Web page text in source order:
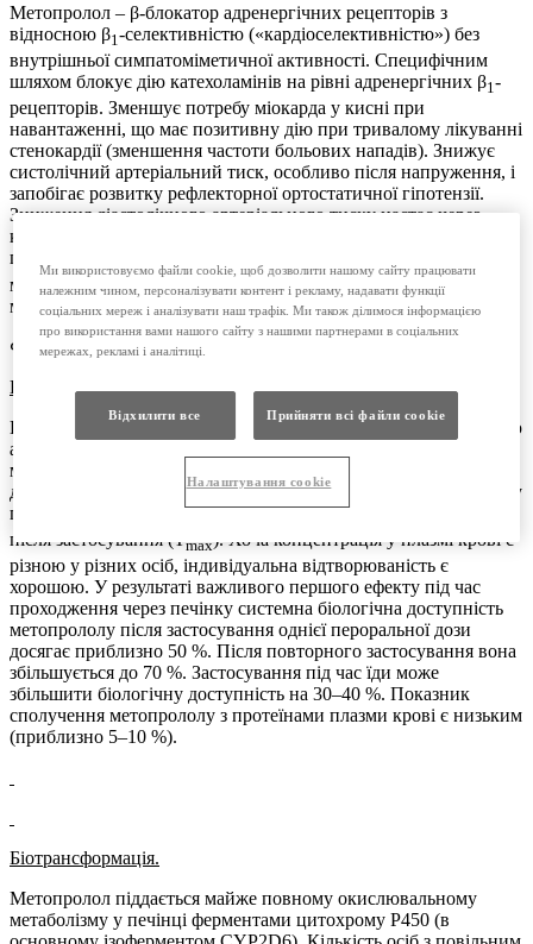
Метопролол – β-блокатор адренергічних рецепторів з
відносною β1-селективністю («кардіоселективністю») без
внутрішньої симпатоміметичної активності. Специфічним
шляхом блокує дію катехоламінів на рівні адренергічних β1-
рецепторів. Зменшує потребу міокарда у кисні при
навантаженні, що має позитивну дію при тривалому лікуванні
стенокардії (зменшення частоти больових нападів). Знижує
систолічний артеріальний тиск, особливо після напруження, і
запобігає розвитку рефлекторної ортостатичної гіпотензії.
Зниження діастолічного артеріального тиску настає через
кілька тижнів регулярного застосування – метопролол знижує
плазматичну активність реніну. Інгібуючи β
метопролол може викликати збільшення тонусу гладких
м’язів.
Фармакокінетика.
Всмоктування та розподіл.
Після перорального застосування метопролол майже повністю
абсорбується з кишково-шлункового тракту. Концентрація
метопрололу у плазмі крові лінійно залежить від прийнятої
дози у межах терапевтичних доз. Максимальна концентрація у
плазмі крові (С
) досягається приблизно через 1,5–2 години
після застосування (Tmax). Хоча концентрація у плазмі крові є
різною у різних осіб, індивідуальна відтворюваність є
хорошою. У результаті важливого першого ефекту під час
проходження через печінку системна біологічна доступність
метопрололу після застосування однієї пероральної дози
досягає приблизно 50 %. Після повторного застосування вона
збільшується до 70 %. Застосування під час їди може
збільшити біологічну доступність на 30–40 %. Показник
сполучення метопрололу з протеїнами плазми крові є низьким
(приблизно 5–10 %).
Біотрансформація.
Метопролол піддається майже повному окислювальному
метаболізму у печінці ферментами цитохрому Р450 (в
Ми використовуємо файли cookie, щоб дозволити нашому сайту працювати
належним чином, персоналізувати контент і рекламу, надавати функції
соціальних мереж і аналізувати наш трафік. Ми також ділимося інформацією
про використання вами нашого сайту з нашими партнерами в соціальних
мережах, рекламі і аналітиці.
Відхилити все Прийняти всі файли сookie
Налаштування cookie